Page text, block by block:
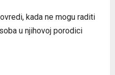
kada ne mogu raditi
u njihovoj porodici